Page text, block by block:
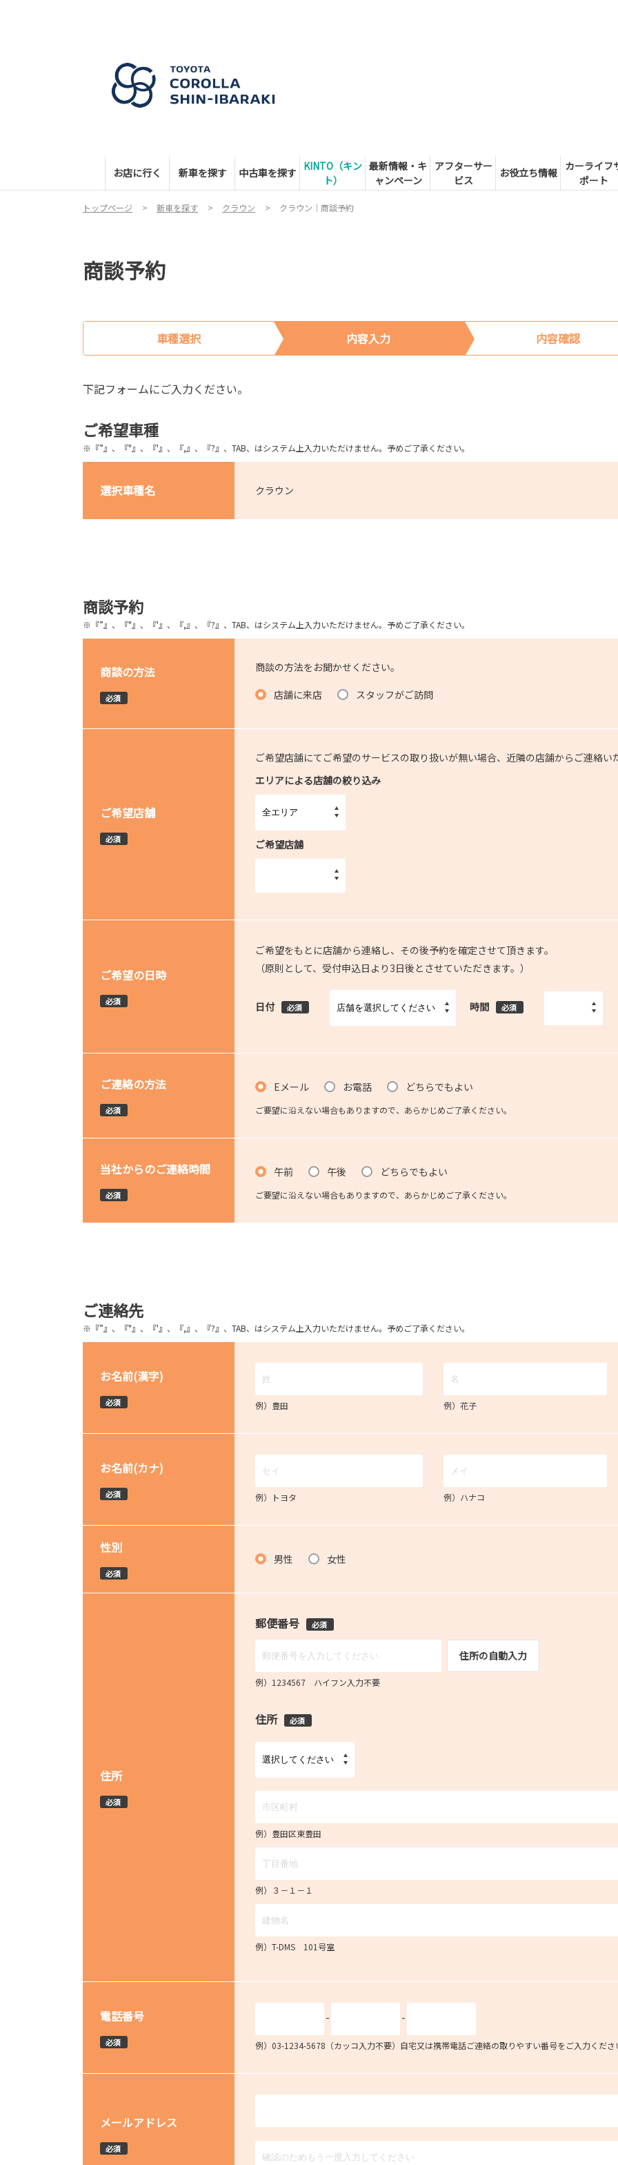
お店に行く 新車を探す 中古車を探す KINTO（キン
ト）
最新情報・キ
ャンペーン
アフターサー
ビス
お役立ち情報 カーライフ
ポート
トップページ 新車を探す クラウン クラウン｜商談予約
商談予約
車種選択 内容入力 内容確認
下記フォームにご入力ください。
ご希望車種
※『”』、『"』、『'』、『,』、『?』、TAB、はシステム上入力いただけません。予めご了承ください。
選択車種名 クラウン
商談予約
※『”』、『"』、『'』、『,』、『?』、TAB、はシステム上入力いただけません。予めご了承ください。
商談の方法
必須
商談の方法をお聞かせください。
店舗に来店
スタッフがご訪問
ご希望店舗
必須
ご希望店舗にてご希望のサービスの取り扱いが無い場合、近隣の店舗からご連絡い
エリアによる店舗の絞り込み
ご希望店舗
ご希望の日時
必須
ご希望をもとに店舗から連絡し、その後予約を確定させて頂きます。
（原則として、受付申込日より3日後とさせていただきます。）
日付 必須 時間 必須
ご連絡の方法
必須
Eメール お電話 どちらでもよい
ご要望に沿えない場合もありますので、あらかじめご了承ください。
当社からのご連絡時間
必須
午前 午後 どちらでもよい
ご要望に沿えない場合もありますので、あらかじめご了承ください。
ご連絡先
※『”』、『"』、『'』、『,』、『?』、TAB、はシステム上入力いただけません。予めご了承ください。
お名前(漢字)
必須 例）豊田 例）花子
お名前(カナ)
必須 例）トヨタ 例）ハナコ
性別
必須
男性 女性
住所
必須
郵便番号 必須
住所の自動入力
例）1234567 ハイフン入力不要
住所 必須
例）豊田区東豊田
例）３－１－１
例）T-DMS 101号室
電話番号
必須
- -
例）03-1234-5678（カッコ入力不要）自宅又は携帯電話ご連絡の取りやすい番号をご入力くださ
メールアドレス
必須